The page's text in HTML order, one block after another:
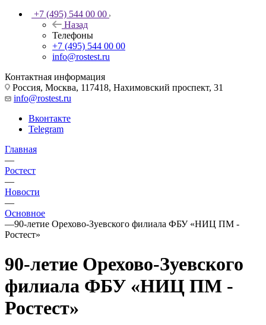
+7 (495) 544 00 00
Назад
Телефоны
+7 (495) 544 00 00
info@rostest.ru
Контактная информация
Россия, Москва, 117418, Нахимовский проспект, 31
info@rostest.ru
Вконтакте
Telegram
Главная
—
Ростест
—
Новости
—
Основное
—90-летие Орехово-Зуевского филиала ФБУ «НИЦ ПМ -
Ростест»
90-летие Орехово-Зуевского
филиала ФБУ «НИЦ ПМ -
Ростест»